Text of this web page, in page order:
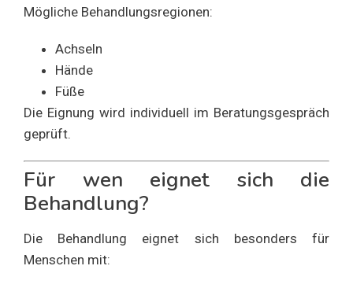
Mögliche Behandlungsregionen:
Achseln
Hände
Füße
Die Eignung wird individuell im Beratungsgespräch
geprüft.
Für wen eignet sich die
Behandlung?
Die Behandlung eignet sich besonders für
Menschen mit: